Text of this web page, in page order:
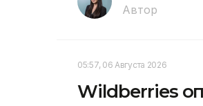
Автор
05:57, 06 Августа 2026
Wildberries